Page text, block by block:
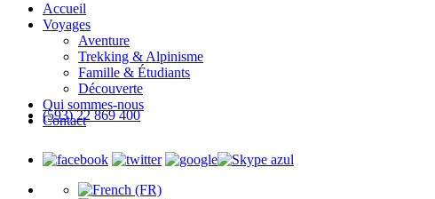
Accueil
Voyages
Aventure
Trekking & Alpinisme
Famille & Étudiants
Découverte
Qui sommes-nous
Contact
(593) 22 869 400